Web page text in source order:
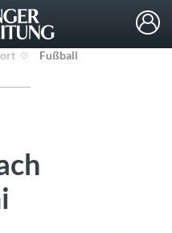
Fußball